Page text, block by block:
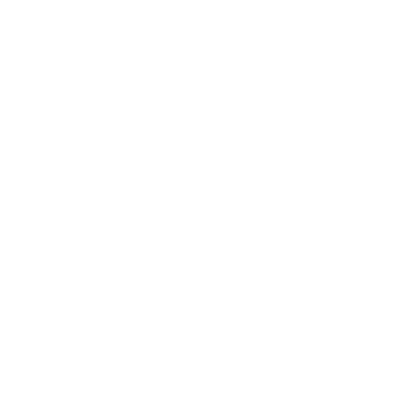
bot, výtah, pračka, minishop s regionálními protravinami,
jen osoby od 18 let (mezi 16.00 a 18.00 hod. koupací káď
se sprchou, balkon
sociální zařízení se sprchou, 2x balkon